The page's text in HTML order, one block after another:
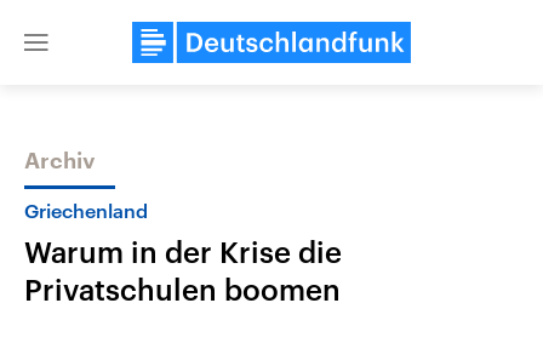
Close
Themen
Archiv
Griechenland
Warum in der Krise die
Privatschulen boomen